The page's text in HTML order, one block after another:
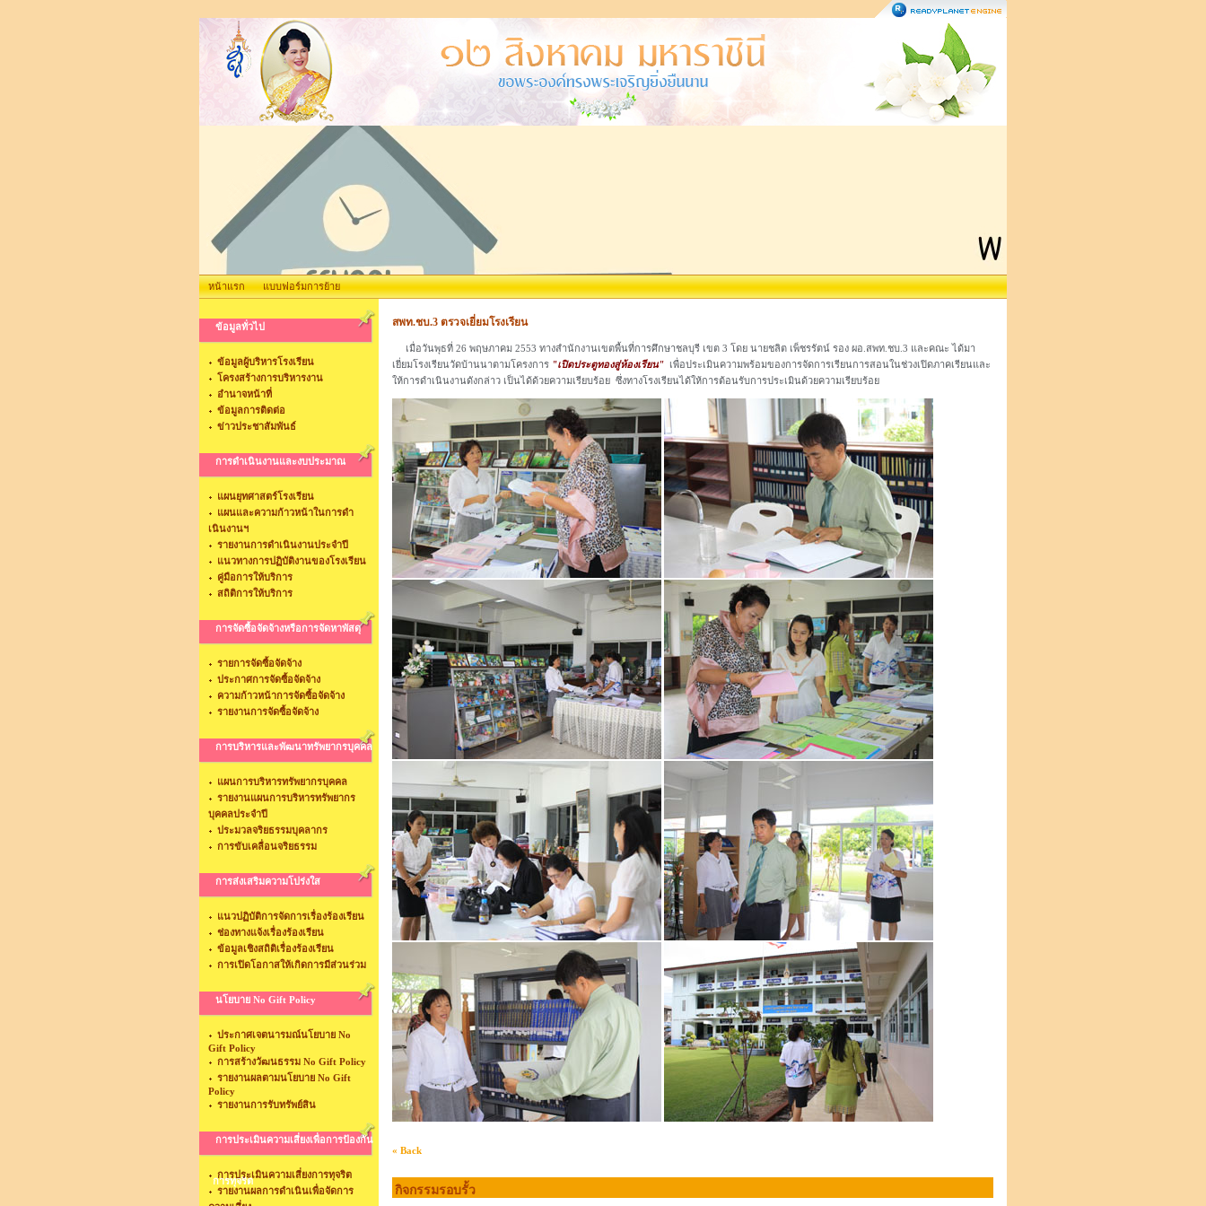
หน้าแรก แบบฟอร์มการย้าย
ข้อมูลทั่วไป
ข้อมูลผู้บริหารโรงเรียน
โครงสร้างการบริหารงาน
อำนาจหน้าที่
ข้อมูลการติดต่อ
ข่าวประชาสัมพันธ์
การดำเนินงานและงบประมาณ
แผนยุทศาสตร์โรงเรียน
แผนและความก้าวหน้าในการดำ
เนินงานฯ
รายงานการดำเนินงานประจำปี
แนวทางการปฏิบัติงานของโรงเรียน
คู่มือการให้บริการ
สถิติการให้บริการ
การจัดซื้อจัดจ้างหรือการจัดหาพัสดุ
รายการจัดซื้อจัดจ้าง
ประกาศการจัดซื้อจัดจ้าง
ความก้าวหน้าการจัดซื้อจัดจ้าง
รายงานการจัดซื้อจัดจ้าง
การบริหารและพัฒนาทรัพยากรบุคคล
แผนการบริหารทรัพยากรบุคคล
รายงานแผนการบริหารทรัพยากร
บุคคลประจำปี
ประมวลจริยธรรมบุคลากร
การขับเคลื่อนจริยธรรม
การส่งเสริมความโปร่งใส
แนวปฏิบัติการจัดการเรื่องร้องเรียน
ช่องทางแจ้งเรื่องร้องเรียน
ข้อมูลเชิงสถิติเรื่องร้องเรียน
การเปิดโอกาสให้เกิดการมีส่วนร่วม
นโยบาย No Gift Policy
ประกาศเจตนารมณ์นโยบาย No
Gift Policy
การสร้างวัฒนธรรม No Gift Policy
รายงานผลตามนโยบาย No Gift
Policy
รายงานการรับทรัพย์สิน
การประเมินความเสี่ยงเพื่อการป้องกัน
การทุจริต
การประเมินความเสี่ยงการทุจริต
รายงานผลการดำเนินเพื่อจัดการ
สพท.ชบ.3 ตรวจเยี่ยมโรงเรียน
เมื่อวันพุธที่ 26 พฤษภาคม 2553 ทางสำนักงานเขตพื้นที่การศึกษาชลบุรี เขต 3 โดย นายชลิต เพ็ชรรัตน์ รอง ผอ.สพท.ชบ.3 และคณะ ได้มา
เยี่ยมโรงเรียนวัดบ้านนาตามโครงการ "เปิดประตูทองสู่ห้องเรียน" เพื่อประเมินความพร้อมของการจัดการเรียนการสอนในช่วงเปิดภาคเรียนและ
ให้การดำเนินงานดังกล่าว เป็นได้ด้วยความเรียบร้อย ซึ่งทางโรงเรียนได้ให้การต้อนรับการประเมินด้วยความเรียบร้อย
« Back
กิจกรรมรอบรั้ว